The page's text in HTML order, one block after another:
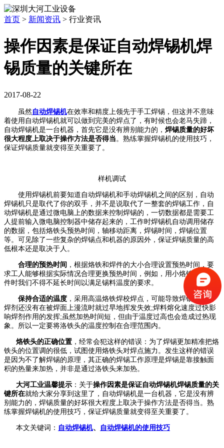
首页 > 新闻资讯 > 行业资讯
操作因素是保证自动焊锡机焊
锡质量的关键所在
2017-08-22
虽然 自动焊锡机在效率和精度上领先于手工焊锡，但这并不意味
着使用自动焊锡机就可以做到完美的焊点了，有时候也会老马失蹄，
自动焊锡机是一台机器，首先它是没有辨别能力的， 焊锡质量的好坏
很大程度上取决于操作方法是否得当 。 熟练掌握焊锡机的使用技巧，
保证焊锡质量就变得至关重要了。
样机调试
使用焊锡机前要知道自动焊锡机和手动焊锡机之间的区别，自动
焊锡机只是取代了你的双手，并不是说取代了一整套的焊锡工作，自
动焊锡机是通过微电脑上的数据来控制焊锡的，一切数据都是需要工
人提前输入微电脑控制器中储存起来的，工作时焊锡机自动调用储存
的数据，包括烙铁头预热时间，轴移动距离，焊锡时间，焊锡位置
等。可见除了一些复杂的焊锡点和机器的原因外，保证焊锡质量的高
低根本还是取决于人。
合理的预热时间 ，根据烙铁和焊件的大小合理设置预热时间，要
求工人能够根据实际情况合理更换预热时间，例如，用小烙铁焊大焊
件时我们不得不延长时间以满足锡料温度的要求。
保持合适的温度 ，采用高温烙铁焊校焊点，可能导致焊锡丝中的
焊剂还没有在被焊面上漫流时就过早地挥发失效;焊料熔化速度过快影
响焊剂作用的发挥;虽然加热时间短，但由于温度过高也会造成过热现
象。所以一定要将洛铁头的温度控制在合理范围内。
烙铁头的正确位置 ，经常会犯这样的错误：为了焊锡更加精准把烙
铁头的位置调的很低，试图使用烙铁头对焊点施力。发生这样的错误
是因为不了解焊锡的原理，其正确的焊锡工作原理是焊锡是靠接触面
积的热量来加热，并非是通过洛铁头来加热。
大河工业温馨提示 ：关于操作因素是保证自动焊锡机焊锡质量的关
键所在就给大家分享到这里了， 自动焊锡机是一台机器， 它是没有辨
别能力的，焊锡质量的好坏很大程度上取决于操作方法是否得当 。 熟
练掌握焊锡机的使用技巧，保证焊锡质量就变得至关重要了。
本文关键词： 自动焊锡机、 自动焊锡机的使用技巧